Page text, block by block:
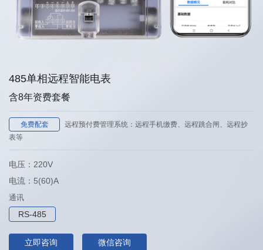
485单相远程智能电表
含8年资费套餐
免费配套
远程预付费管理系统：远程手机缴费、远程跳合闸、远程抄
表等
电压：220V
电流：5(60)A
通讯
RS-485
立即咨询 微信咨询